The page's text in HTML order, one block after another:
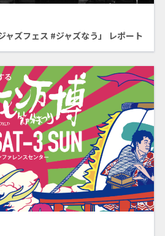
ャズフェス #ジャズなう」 レポート